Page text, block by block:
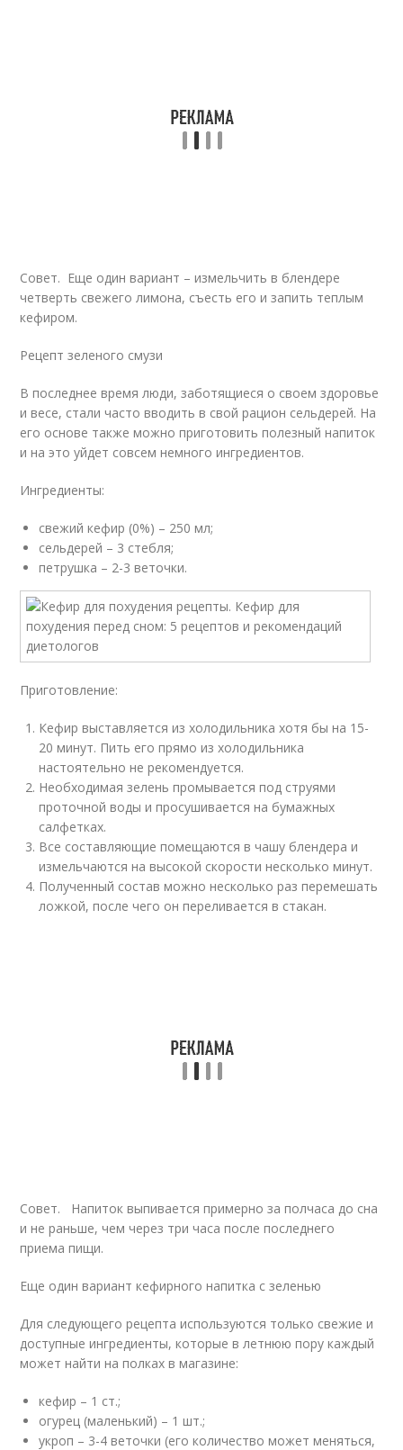
Совет. Еще один вариант – измельчить в блендере
четверть свежего лимона, съесть его и запить теплым
кефиром.
Рецепт зеленого смузи
В последнее время люди, заботящиеся о своем здоровье
и весе, стали часто вводить в свой рацион сельдерей. На
его основе также можно приготовить полезный напиток
и на это уйдет совсем немного ингредиентов.
Ингредиенты:
свежий кефир (0%) – 250 мл;
сельдерей – 3 стебля;
петрушка – 2-3 веточки.
Приготовление:
Кефир выставляется из холодильника хотя бы на 15-
20 минут. Пить его прямо из холодильника
настоятельно не рекомендуется.
Необходимая зелень промывается под струями
проточной воды и просушивается на бумажных
салфетках.
Все составляющие помещаются в чашу блендера и
измельчаются на высокой скорости несколько минут.
Полученный состав можно несколько раз перемешать
ложкой, после чего он переливается в стакан.
Совет. Напиток выпивается примерно за полчаса до сна
и не раньше, чем через три часа после последнего
приема пищи.
Еще один вариант кефирного напитка с зеленью
Для следующего рецепта используются только свежие и
доступные ингредиенты, которые в летнюю пору каждый
может найти на полках в магазине:
кефир – 1 ст.;
огурец (маленький) – 1 шт.;
укроп – 3-4 веточки (его количество может меняться,